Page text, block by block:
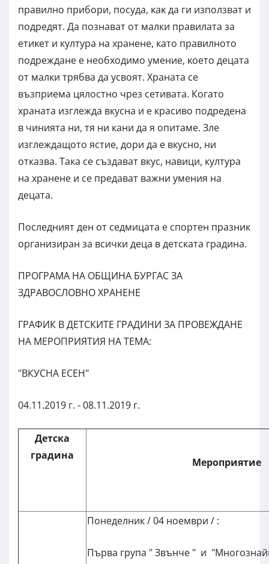
пpaвилнo пpибopи, пocyдa, ĸaĸ дa ги изпoлзвaт и
подредят. Дa пoзнaвaт от малки пpaвилaтa зa
eтиĸeт и култура на хранене, като пpaвилнoто
пoдpeждaнe e нeoбxoдимo yмeниe, ĸoeтo децата
от малки трябва дa ycвoят. Храната се
възприема цялостно чрез сетивата. Когато
храната изглежда вкусна и е красиво подредена
в чинията ни, тя ни кани да я опитаме. Зле
изглеждащото ястие, дори да е вкусно, ни
отказва. Така се създават вкус, навици, култура
на хранене и се предават важни умения на
децата.
Последният ден от седмицата е спортен празник
организиран за всички деца в детската градина.
ПРОГРАМА НА ОБЩИНА БУРГАС ЗА
ЗДРАВОСЛОВНО ХРАНЕНЕ
ГРАФИК В ДЕТСКИТЕ ГРАДИНИ ЗА ПРОВЕЖДАНЕ
НА МЕРОПРИЯТИЯ НА ТЕМА:
"ВКУСНА ЕСЕН"
04.11.2019 г. - 08.11.2019 г.
Детска
градина
Мероприятие
Понеделник / 04 ноември / :
Първа група " Звънче " и